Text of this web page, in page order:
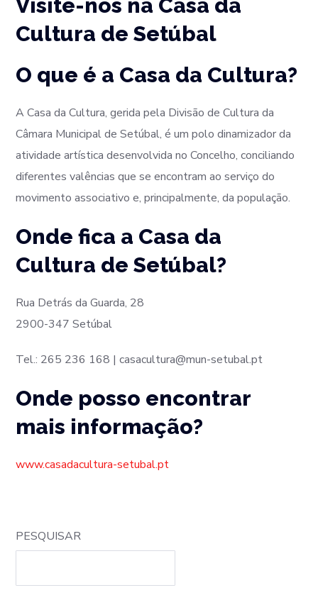
Visite-nos na Casa da
Cultura de Setúbal
O que é a Casa da Cultura?
A Casa da Cultura, gerida pela Divisão de Cultura da
Câmara Municipal de Setúbal, é um polo dinamizador da
atividade artística desenvolvida no Concelho, conciliando
diferentes valências que se encontram ao serviço do
movimento associativo e, principalmente, da população.
Onde fica a Casa da
Cultura de Setúbal?
Rua Detrás da Guarda, 28
2900-347 Setúbal
Tel.: 265 236 168 | casacultura@mun-setubal.pt
Onde posso encontrar
mais informação?
www.casadacultura-setubal.pt
PESQUISAR